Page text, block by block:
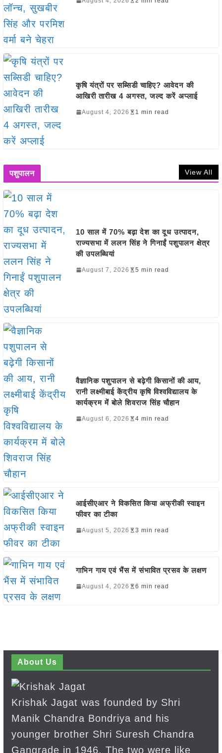
कृषि यंत्रों पर सब्सिडी चाहिए? आवेदन की
आखिरी तारीख 4 अगस्त, जल्द करें अप्लाई
August 4, 2026 1 min read
पशुपालन View All
10 साल में 70% बढ़ा देश का दूध उत्पादन,
राज्यसभा में ललन सिंह ने गिनाईं पशुपालन क्षेत्र
की उपलब्धियां
August 7, 2026 5 min read
वैज्ञानिक पशुपालन से बढ़ेगी किसानों की आय,
रानी लक्ष्मीबाई केंद्रीय कृषि विश्वविद्यालय के
कार्यक्रम में बोले शिवराज सिंह चौहान
August 6, 2026 4 min read
आईसीएआर ने विकसित किया अफ्रीकी स्वाइन
फीवर का टीका
August 5, 2026 3 min read
गाभिन गाय एवं भैंस में संभावित प्रसव के लक्षण
August 4, 2026 6 min read
About Us
Krishak Jagat was founded by Shri
Manik Chandra Bondriya and his
younger brother Shri Suresh Chandra
Gangrade in 1946. The two were like